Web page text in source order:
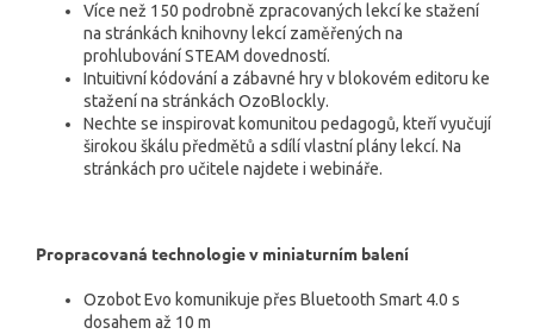
Více než 150 podrobně zpracovaných lekcí ke stažení
na stránkách knihovny lekcí zaměřených na
prohlubování STEAM dovedností.
Intuitivní kódování a zábavné hry v blokovém editoru ke
stažení na stránkách OzoBlockly.
Nechte se inspirovat komunitou pedagogů, kteří vyučují
širokou škálu předmětů a sdílí vlastní plány lekcí. Na
stránkách pro učitele najdete i webináře.
Propracovaná technologie v miniaturním balení
Ozobot Evo komunikuje přes Bluetooth Smart 4.0 s
dosahem až 10 m